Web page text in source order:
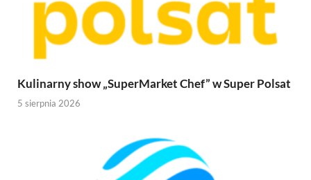
Kulinarny show „SuperMarket Chef” w Super Polsat
5 sierpnia 2026